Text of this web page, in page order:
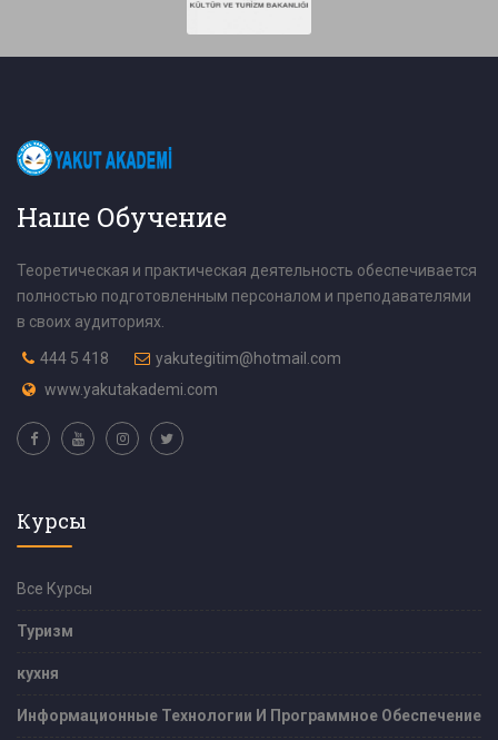
Наше Обучение
Теоретическая и практическая деятельность обеспечивается
полностью подготовленным персоналом и преподавателями
в своих аудиториях.
444 5 418
yakutegitim@hotmail.com
www.yakutakademi.com
Курсы
Все Курсы
Туризм
кухня
Информационные Технологии И Программное Обеспечение